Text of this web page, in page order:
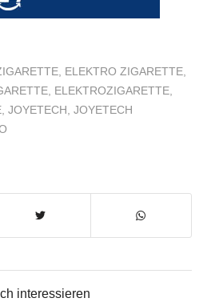
, ELEKTRO ZIGARETTE,
, ELEKTROZIGARETTE,
, JOYETECH , JOYETECH
interessieren